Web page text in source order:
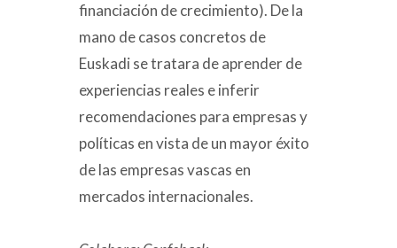
financiación de crecimiento). De la
mano de casos concretos de
Euskadi se tratara de aprender de
experiencias reales e inferir
recomendaciones para empresas y
políticas en vista de un mayor éxito
de las empresas vascas en
mercados internacionales.